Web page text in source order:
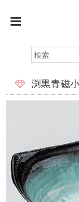
渕黒青磁